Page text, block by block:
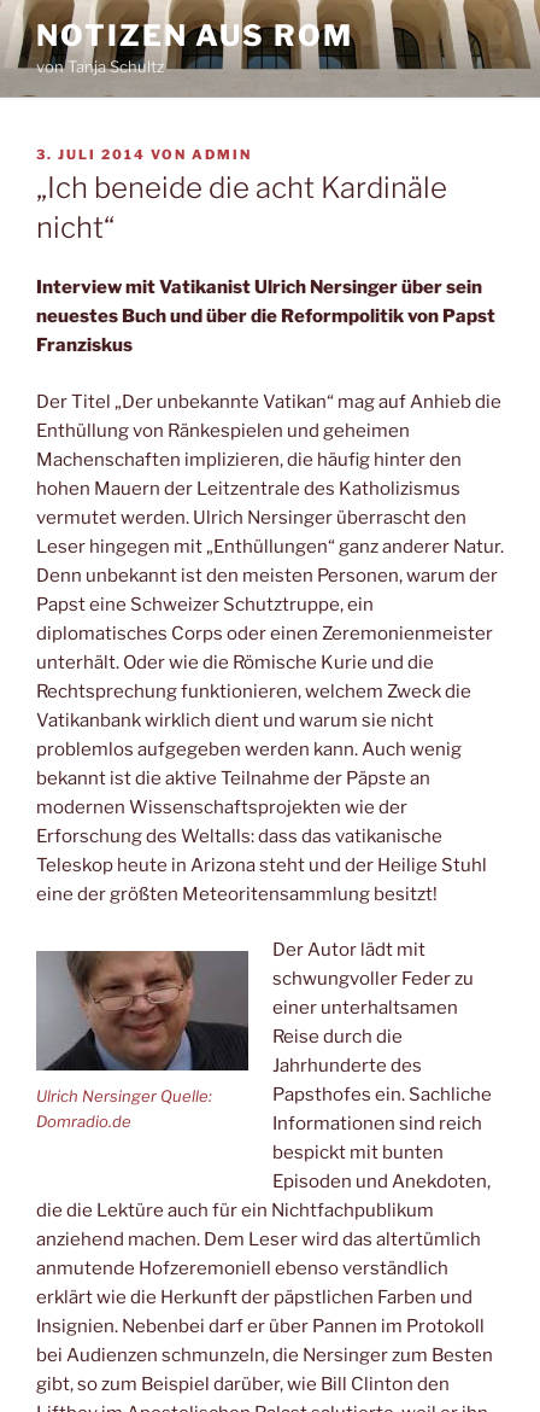
Zum
Inhalt
springen
NOTIZEN AUS ROM
von Tanja Schultz
VERÖFFENTLICHT
AM
3. JULI 2014 VON ADMIN
„Ich beneide die acht Kardinäle
nicht“
Interview mit Vatikanist Ulrich Nersinger über sein
neuestes Buch und über die Reformpolitik von Papst
Franziskus
Der Titel „Der unbekannte Vatikan“ mag auf Anhieb die
Enthüllung von Ränkespielen und geheimen
Machenschaften implizieren, die häufig hinter den
hohen Mauern der Leitzentrale des Katholizismus
vermutet werden. Ulrich Nersinger überrascht den
Leser hingegen mit „Enthüllungen“ ganz anderer Natur.
Denn unbekannt ist den meisten Personen, warum der
Papst eine Schweizer Schutztruppe, ein
diplomatisches Corps oder einen Zeremonienmeister
unterhält. Oder wie die Römische Kurie und die
Rechtsprechung funktionieren, welchem Zweck die
Vatikanbank wirklich dient und warum sie nicht
problemlos aufgegeben werden kann. Auch wenig
bekannt ist die aktive Teilnahme der Päpste an
modernen Wissenschaftsprojekten wie der
Erforschung des Weltalls: dass das vatikanische
Teleskop heute in Arizona steht und der Heilige Stuhl
eine der größten Meteoritensammlung besitzt!
Ulrich Nersinger Quelle:
Domradio.de
Der Autor lädt mit
schwungvoller Feder zu
einer unterhaltsamen
Reise durch die
Jahrhunderte des
Papsthofes ein. Sachliche
Informationen sind reich
bespickt mit bunten
Episoden und Anekdoten,
die die Lektüre auch für ein Nichtfachpublikum
anziehend machen. Dem Leser wird das altertümlich
anmutende Hofzeremoniell ebenso verständlich
erklärt wie die Herkunft der päpstlichen Farben und
Insignien. Nebenbei darf er über Pannen im Protokoll
bei Audienzen schmunzeln, die Nersinger zum Besten
gibt, so zum Beispiel darüber, wie Bill Clinton den